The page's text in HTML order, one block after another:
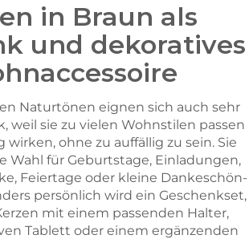
in Braun als
und dekoratives
Naturtönen eignen sich auch sehr
weil sie zu vielen Wohnstilen passen
ohne zu auffällig zu sein. Sie
Wahl für Geburtstage, Einladungen,
Feiertage oder kleine Dankeschön-
persönlich wird ein Geschenkset,
mit einem passenden Halter,
Tablett oder einem ergänzenden